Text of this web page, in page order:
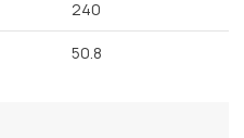
240
50.8